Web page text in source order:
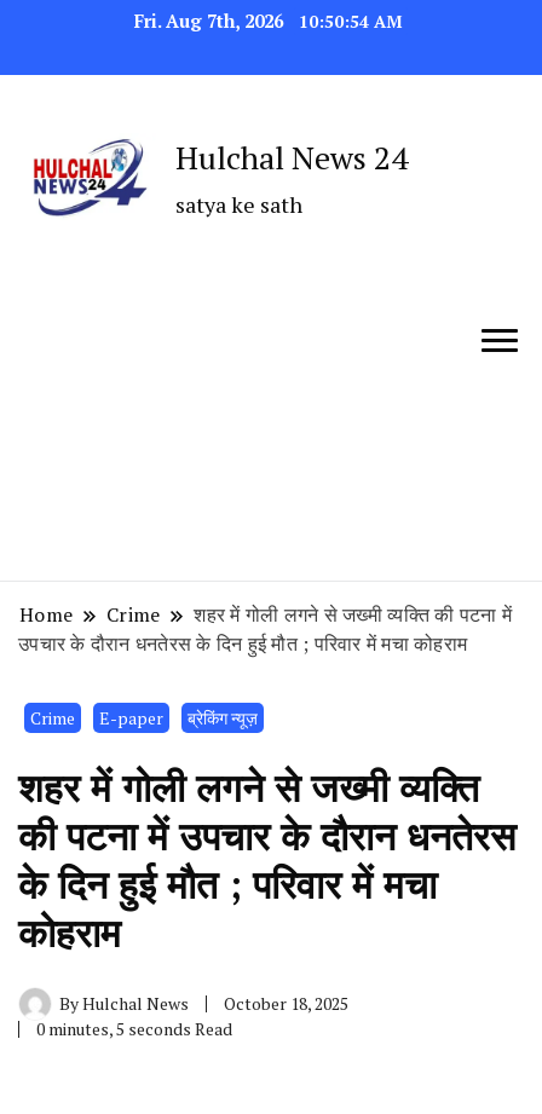
Fri. Aug 7th, 2026 10:50:54 AM
Hulchal News 24
satya ke sath
Home Crime
शहर में गोली लगने से जख्मी व्यक्ति की पटना में
उपचार के दौरान धनतेरस के दिन हुई मौत ; परिवार में मचा कोहराम
Crime E-paper ब्रेकिंग न्यूज़
शहर में गोली लगने से जख्मी व्यक्ति
की पटना में उपचार के दौरान धनतेरस
के दिन हुई मौत ; परिवार में मचा
कोहराम
ByHulchal News
October 18, 2025
0 minutes, 5 seconds Read